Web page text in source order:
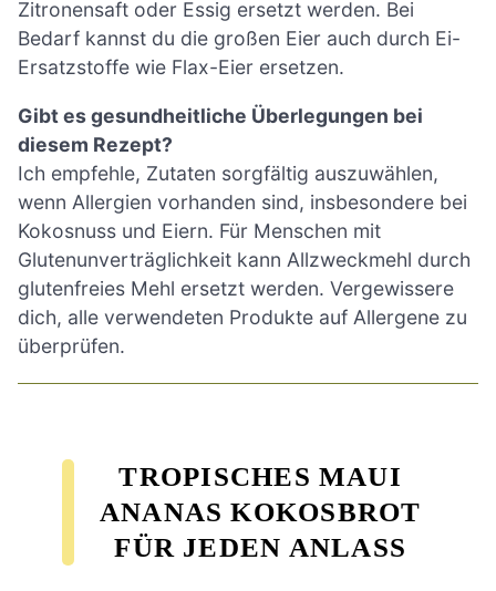
Zitronensaft oder Essig ersetzt werden. Bei
Bedarf kannst du die großen Eier auch durch Ei-
Ersatzstoffe wie Flax-Eier ersetzen.
Gibt es gesundheitliche Überlegungen bei
diesem Rezept?
Ich empfehle, Zutaten sorgfältig auszuwählen,
wenn Allergien vorhanden sind, insbesondere bei
Kokosnuss und Eiern. Für Menschen mit
Glutenunverträglichkeit kann Allzweckmehl durch
glutenfreies Mehl ersetzt werden. Vergewissere
dich, alle verwendeten Produkte auf Allergene zu
überprüfen.
TROPISCHES MAUI
ANANAS KOKOSBROT
FÜR JEDEN ANLASS